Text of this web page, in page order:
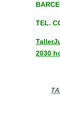
TEL.
Taller
2030